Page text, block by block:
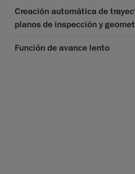
Creación automática de
planos de inspección y
Función de avance lento